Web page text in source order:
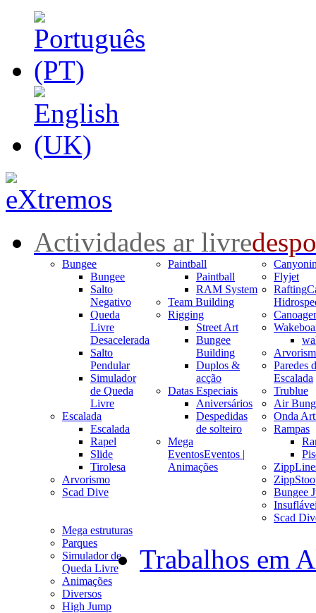
Actividades ar livre
Bungee
Bungee
Salto
Negativo
Queda
Livre
Desacelerada
Salto
Pendular
Simulador
de Queda
Livre
Escalada
Escalada
Rapel
Slide
Tirolesa
Arvorismo
Scad Dive
Paintball
Paintball
RAM System
Team Building
Rigging
Street Art
Bungee
Building
Duplos &
acção
Datas Especiais
Aniversários
Despedidas
de solteiro
Mega
EventosEventos |
Animações
Flyjet
Rafting
Paredes
Escalada
Trublue
Air
Onda
Rampas
Bungee
Scad
Mega estruturas
Parques
Simulador de
Queda Livre
Animações
Diversos
High Jump
Trabalhos em